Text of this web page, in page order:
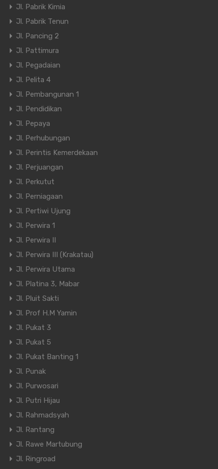
Jl. Pabrik Kimia
Jl. Pabrik Tenun
Jl. Pancing 2
Jl. Pattimura
Jl. Pegadaian
Jl. Pelita 4
Jl. Pembangunan 1
Jl. Pendidikan
Jl. Pepaya
Jl. Perhubungan
Jl. Perintis Kemerdekaan
Jl. Perjuangan
Jl. Perkutut
Jl. Perniagaan
Jl. Pertiwi Ujung
Jl. Perwira 1
Jl. Perwira II
Jl. Perwira III (Krakatau)
Jl. Perwira Utama
Jl. Platina 3, Mabar
Jl. Pluit Sakti
Jl. Prof H.M Yamin
Jl. Pukat 3
Jl. Pukat 5
Jl. Pukat Banting 1
Jl. Punak
Jl. Purwosari
Jl. Putri Hijau
Jl. Rahmadsyah
Jl. Rantang
Jl. Rawe Martubung
Jl. Ringroad